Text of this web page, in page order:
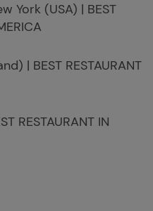
York (USA) | BEST
| BEST RESTAURANT
RESTAURANT IN